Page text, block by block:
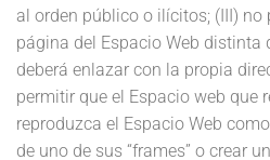
al orden público o ilícitos; (III)
página del Espacio Web distinta
deberá enlazar con la propia
permitir que el Espacio web que
reproduzca el Espacio Web
de uno de sus “frames” o crear